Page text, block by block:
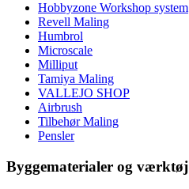
Hobbyzone Workshop system
Revell Maling
Humbrol
Microscale
Milliput
Tamiya Maling
VALLEJO SHOP
Airbrush
Tilbehør Maling
Pensler
Byggematerialer og værktøj